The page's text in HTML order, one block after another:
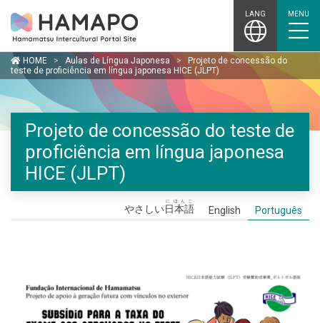
content
LANG MENU
HOME > Aulas de Língua Japonesa >
Projeto de concessão do
teste de proficiência em língua japonesa HICE (JLPT)
Projeto de concessão do teste de
proficiência em língua japonesa
HICE (JLPT)
やさしい日本語
にほんご
English Português